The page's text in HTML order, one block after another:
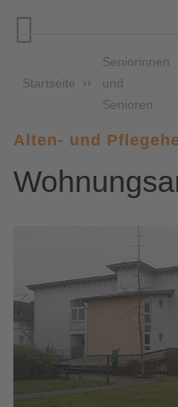

Startseite
Seniorinnen
und
Senioren
Alten- und